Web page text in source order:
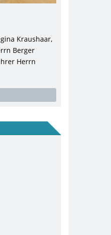
Kraushaar,
Berger
Herrn